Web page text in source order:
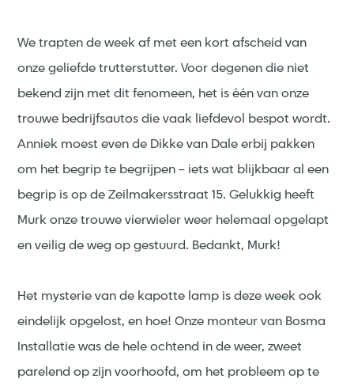
We trapten de week af met een kort afscheid van
onze geliefde trutterstutter. Voor degenen die niet
bekend zijn met dit fenomeen, het is één van onze
trouwe bedrijfsautos die vaak liefdevol bespot wordt.
Anniek moest even de Dikke van Dale erbij pakken
om het begrip te begrijpen – iets wat blijkbaar al een
begrip is op de Zeilmakersstraat 15. Gelukkig heeft
Murk onze trouwe vierwieler weer helemaal opgelapt
en veilig de weg op gestuurd. Bedankt, Murk!
Het mysterie van de kapotte lamp is deze week ook
eindelijk opgelost, en hoe! Onze monteur van Bosma
Installatie was de hele ochtend in de weer, zweet
parelend op zijn voorhoofd, om het probleem op te